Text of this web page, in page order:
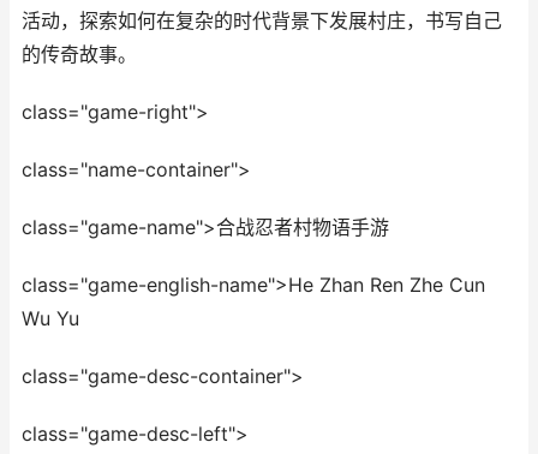
活动，探索如何在复杂的时代背景下发展村庄，书写自己
的传奇故事。
class="game-right">
class="name-container">
class="game-name">合战忍者村物语手游
class="game-english-name">He Zhan Ren Zhe Cun
Wu Yu
class="game-desc-container">
class="game-desc-left">